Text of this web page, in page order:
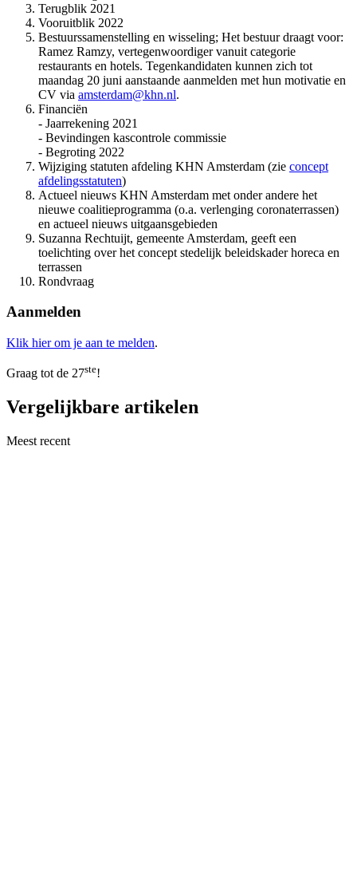
Terugblik 2021
Vooruitblik 2022
Bestuurssamenstelling en wisseling; Het bestuur draagt voor:
Ramez Ramzy, vertegenwoordiger vanuit categorie
restaurants en hotels. Tegenkandidaten kunnen zich tot
maandag 20 juni aanstaande aanmelden met hun motivatie en
CV via amsterdam@khn.nl.
Financiën
- Jaarrekening 2021
- Bevindingen kascontrole commissie
- Begroting 2022
Wijziging statuten afdeling KHN Amsterdam (zie concept
afdelingsstatuten)
Actueel nieuws KHN Amsterdam met onder andere het
nieuwe coalitieprogramma (o.a. verlenging coronaterrassen)
en actueel nieuws uitgaansgebieden
Suzanna Rechtuijt, gemeente Amsterdam, geeft een
toelichting over het concept stedelijk beleidskader horeca en
terrassen
Rondvraag
Aanmelden
Klik hier om je aan te melden.
Graag tot de 27ste!
Vergelijkbare artikelen
Meest recent